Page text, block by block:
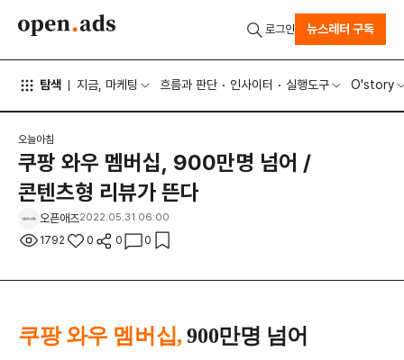
탐색 지금, 마케팅 흐름과 판단 인사이터 실행도구 O'story
로그인 뉴스레터 구독
오늘아침
쿠팡 와우 멤버십, 900만명 넘어 /
콘텐츠형 리뷰가 뜬다
오픈애즈2022.05.31 06:00
1792 0 0 0
쿠팡 와우 멤버십,900만명 넘어